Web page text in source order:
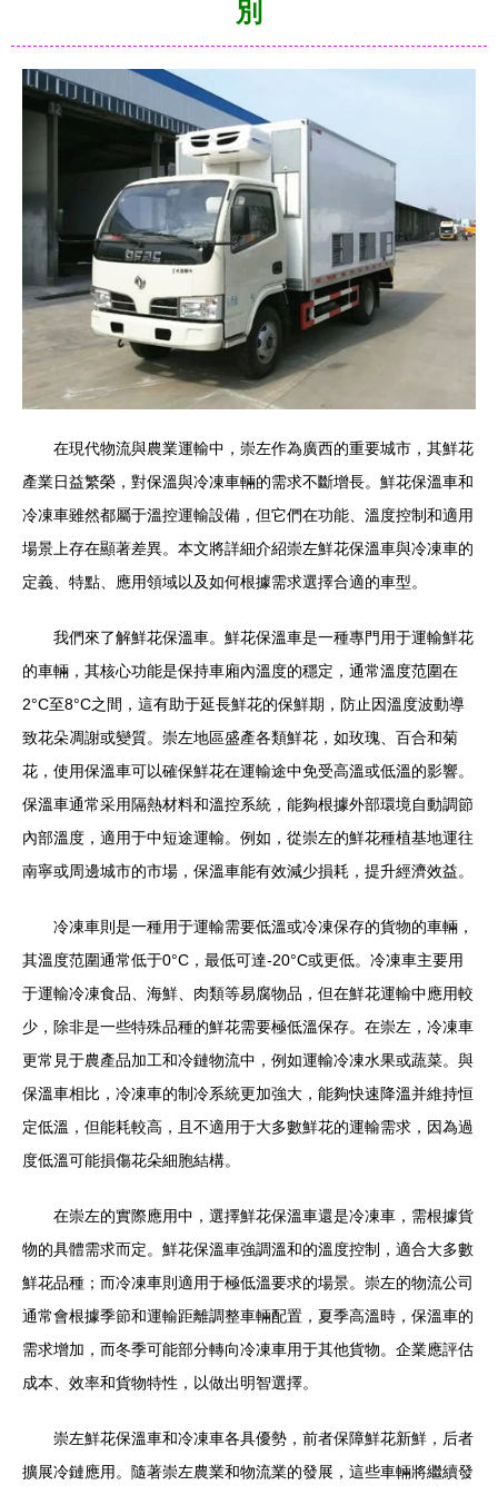
別
在現代物流與農業運輸中，崇左作為廣西的重要城市，其鮮花
產業日益繁榮，對保溫與冷凍車輛的需求不斷增長。鮮花保溫車和
冷凍車雖然都屬于溫控運輸設備，但它們在功能、溫度控制和適用
場景上存在顯著差異。本文將詳細介紹崇左鮮花保溫車與冷凍車的
定義、特點、應用領域以及如何根據需求選擇合適的車型。
我們來了解鮮花保溫車。鮮花保溫車是一種專門用于運輸鮮花
的車輛，其核心功能是保持車廂內溫度的穩定，通常溫度范圍在
2°C至8°C之間，這有助于延長鮮花的保鮮期，防止因溫度波動導
致花朵凋謝或變質。崇左地區盛產各類鮮花，如玫瑰、百合和菊
花，使用保溫車可以確保鮮花在運輸途中免受高溫或低溫的影響。
保溫車通常采用隔熱材料和溫控系統，能夠根據外部環境自動調節
內部溫度，適用于中短途運輸。例如，從崇左的鮮花種植基地運往
南寧或周邊城市的市場，保溫車能有效減少損耗，提升經濟效益。
冷凍車則是一種用于運輸需要低溫或冷凍保存的貨物的車輛，
其溫度范圍通常低于0°C，最低可達-20°C或更低。冷凍車主要用
于運輸冷凍食品、海鮮、肉類等易腐物品，但在鮮花運輸中應用較
少，除非是一些特殊品種的鮮花需要極低溫保存。在崇左，冷凍車
更常見于農產品加工和冷鏈物流中，例如運輸冷凍水果或蔬菜。與
保溫車相比，冷凍車的制冷系統更加強大，能夠快速降溫并維持恒
定低溫，但能耗較高，且不適用于大多數鮮花的運輸需求，因為過
度低溫可能損傷花朵細胞結構。
在崇左的實際應用中，選擇鮮花保溫車還是冷凍車，需根據貨
物的具體需求而定。鮮花保溫車強調溫和的溫度控制，適合大多數
鮮花品種；而冷凍車則適用于極低溫要求的場景。崇左的物流公司
通常會根據季節和運輸距離調整車輛配置，夏季高溫時，保溫車的
需求增加，而冬季可能部分轉向冷凍車用于其他貨物。企業應評估
成本、效率和貨物特性，以做出明智選擇。
崇左鮮花保溫車和冷凍車各具優勢，前者保障鮮花新鮮，后者
擴展冷鏈應用。隨著崇左農業和物流業的發展，這些車輛將繼續發